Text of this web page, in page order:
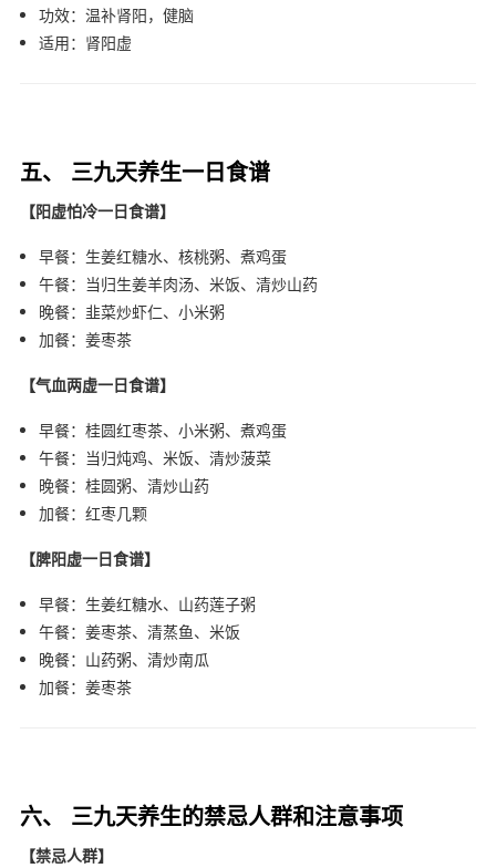
功效：温补肾阳，健脑
适用：肾阳虚
五、 三九天养生一日食谱
【阳虚怕冷一日食谱】
早餐：生姜红糖水、核桃粥、煮鸡蛋
午餐：当归生姜羊肉汤、米饭、清炒山药
晚餐：韭菜炒虾仁、小米粥
加餐：姜枣茶
【气血两虚一日食谱】
早餐：桂圆红枣茶、小米粥、煮鸡蛋
午餐：当归炖鸡、米饭、清炒菠菜
晚餐：桂圆粥、清炒山药
加餐：红枣几颗
【脾阳虚一日食谱】
早餐：生姜红糖水、山药莲子粥
午餐：姜枣茶、清蒸鱼、米饭
晚餐：山药粥、清炒南瓜
加餐：姜枣茶
六、 三九天养生的禁忌人群和注意事项
【禁忌人群】